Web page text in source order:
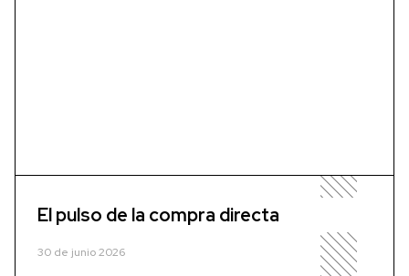
El pulso de la compra directa
30 de junio 2026